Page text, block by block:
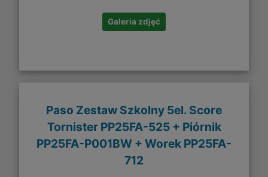
Galeria zdjęć
Paso Zestaw Szkolny 5el. Score
Tornister PP25FA-525 + Piórnik
PP25FA-P001BW + Worek PP25FA-
712